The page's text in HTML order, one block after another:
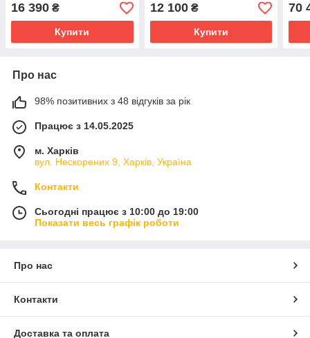
16 390 ₴
Купити
12 100₴
Купити
70
Про нас
98% позитивних з 48 відгуків за рік
Працює з 14.05.2025
м. Харків
вул. Нескорених 9, Харків, Україна
Контакти
Сьогодні працює з 10:00 до 19:00
Показати весь графік роботи
Про нас
Контакти
Доставка та оплата